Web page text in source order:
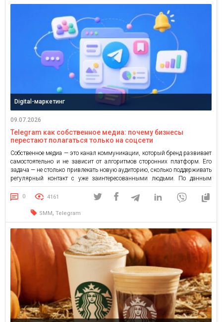
Digital-маркетинг
09.07.2026
Telegram как собственное медиа: почему бизнесы
перестают полагаться только на соцсети
Собственное медиа — это канал коммуникации, который бренд развивает
самостоятельно и не зависит от алгоритмов сторонних платформ. Его
задача — не столько привлекать новую аудиторию, сколько поддерживать
регулярный контакт с уже заинтересованными людьми. По данным
Content Marketing Institute, 84% B2B-компаний используют блог на
собственном сайте как один из основных каналов дистрибуции контента,
0 4161
SMM, Telegram